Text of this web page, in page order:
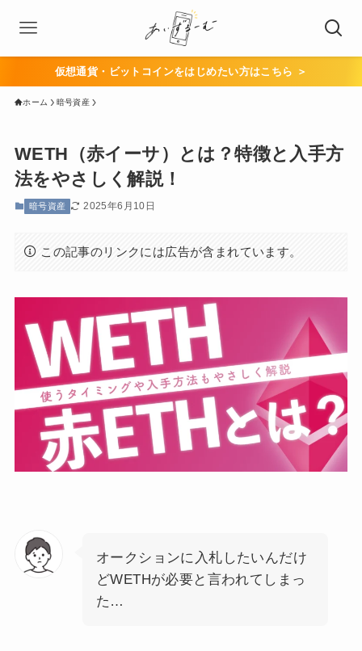
仮想通貨・ビットコインをはじめたい方はこちら ＞
ホーム 暗号資産
WETH（赤イーサ）とは？特徴と入手方
法をやさしく解説！
暗号資産 2025年6月10日
この記事のリンクには広告が含まれています。
オークションに入札したいんだけ
どWETHが必要と言われてしまっ
た…